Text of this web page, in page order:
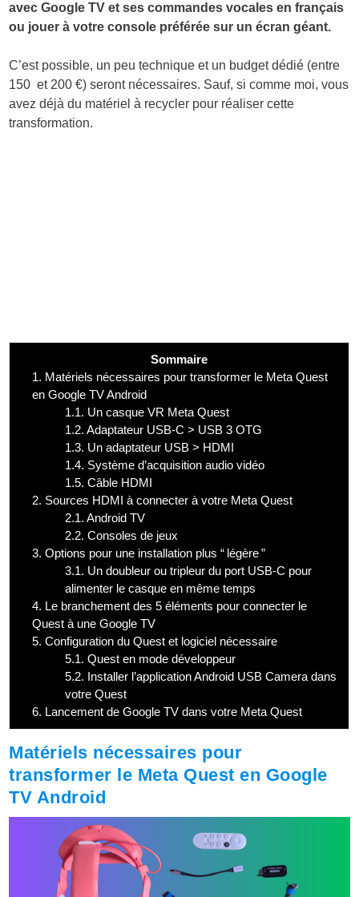
avec Google TV et ses commandes vocales en français
ou jouer à votre console préférée sur un écran géant.
C’est possible, un peu technique et un budget dédié (entre
150 et 200 €) seront nécessaires. Sauf, si comme moi, vous
avez déjà du matériel à recycler pour réaliser cette
transformation.
Sommaire
1. Matériels nécessaires pour transformer le Meta Quest
en Google TV Android
1.1. Un casque VR Meta Quest
1.2. Adaptateur USB-C > USB 3 OTG
1.3. Un adaptateur USB > HDMI
1.4. Système d’acquisition audio vidéo
1.5. Câble HDMI
2. Sources HDMI à connecter à votre Meta Quest
2.1. Android TV
2.2. Consoles de jeux
3. Options pour une installation plus “ légère ”
3.1. Un doubleur ou tripleur du port USB-C pour
alimenter le casque en même temps
4. Le branchement des 5 éléments pour connecter le
Quest à une Google TV
5. Configuration du Quest et logiciel nécessaire
5.1. Quest en mode développeur
5.2. Installer l’application Android USB Camera dans
votre Quest
6. Lancement de Google TV dans votre Meta Quest
Matériels nécessaires pour
transformer le Meta Quest en Google
TV Android